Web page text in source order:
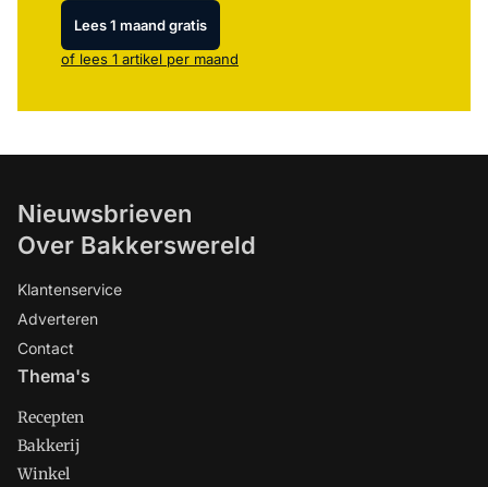
Lees 1 maand gratis
of lees 1 artikel per maand
Nieuwsbrieven
Over Bakkerswereld
Klantenservice
Adverteren
Contact
Thema's
Recepten
Bakkerij
Winkel